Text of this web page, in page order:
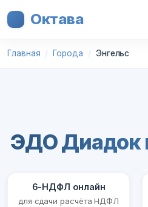
Октава
Главная Города Энгельс
ЭДО Диадок
6-НДФЛ онлайн
для сдачи расчёта НДФЛ